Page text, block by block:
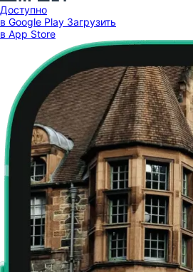
Доступно
в Google Play Загрузить
в App Store